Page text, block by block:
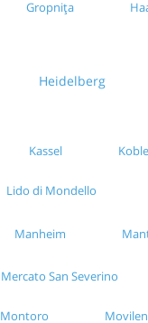
Gropnița
Heidelberg
Kassel
Lido di Mondello
Manheim
Mercato San Severino
Montoro